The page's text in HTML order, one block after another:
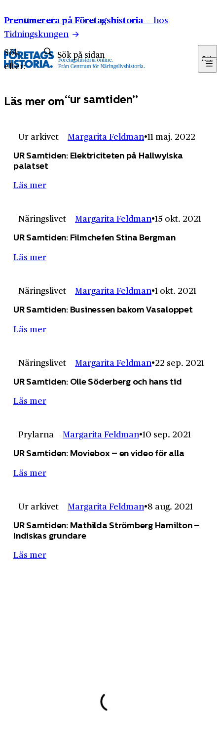
Prenumerera på Företagshistoria – hos
Tidningskungen
Sök
efter:
Sök
Läs mer om ur samtiden
Ur arkivet Margarita Feldman 11 maj. 2022
UR Samtiden: Elektriciteten på Hallwylska
palatset
Läs mer
Näringslivet Margarita Feldman 15 okt. 2021
UR Samtiden: Filmchefen Stina Bergman
Läs mer
Näringslivet Margarita Feldman 1 okt. 2021
UR Samtiden: Businessen bakom Vasaloppet
Läs mer
Näringslivet Margarita Feldman 22 sep. 2021
UR Samtiden: Olle Söderberg och hans tid
Läs mer
Prylarna Margarita Feldman 10 sep. 2021
UR Samtiden: Moviebox – en video för alla
Läs mer
Ur arkivet Margarita Feldman 8 aug. 2021
UR Samtiden: Mathilda Strömberg Hamilton –
Indiskas grundare
Läs mer